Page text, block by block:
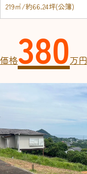
219㎡/約66.24坪(公簿)
価格380万